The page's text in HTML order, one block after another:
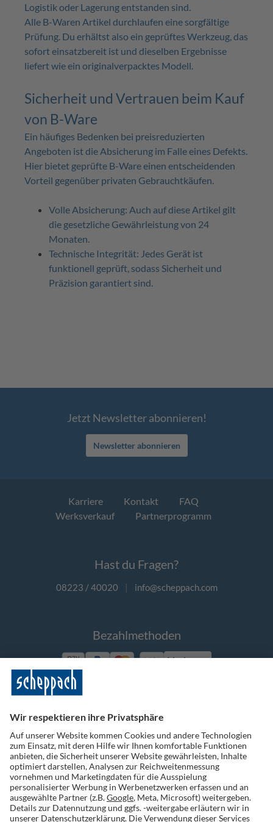
Logistik oder Lagerung entstanden sind.
Alle B-Waren Artikel durchlaufen eine sorgfältige
Prüfung. Du erhältst also ein geprüftes Werkzeug, das
sofort einsatzbereit ist und dieselben Ergebnisse
liefert wie ein originalverpacktes Modell.
Sicherheit und Vertrauen beim Kauf
von B-Ware
Ein häufiges Bedenken bei preisreduzierten
Angeboten ist die Absicherung im Falle eines Defekts.
Hier bietet geprüfte B-Ware einen entscheidenden
Vorteil gegenüber privaten Gebrauchtkäufen.
Volle Absicherung: Auch auf diese Artikel gilt
die gesetzliche Gewährleistung von 24
Monaten.
Technische Integrität: Jedes Gerät ist
funktionell geprüft, sodass Sicherheit und
Präzision garantiert sind.
Jetzt Newsletter abonnieren!
Newsletter abonnieren
Karriere Kontakt
FAQ
Werksverkauf
Partnerprogramm
Hast du Fragen?
08223 / 40020 | info@scheppach.com
Bezahlmethoden
Vorkasse
Folge uns auf Social Media